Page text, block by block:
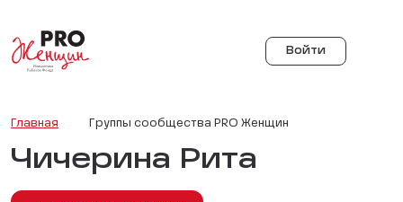
Войти
Главная Группы сообщества PRO Женщин
Чичерина Рита